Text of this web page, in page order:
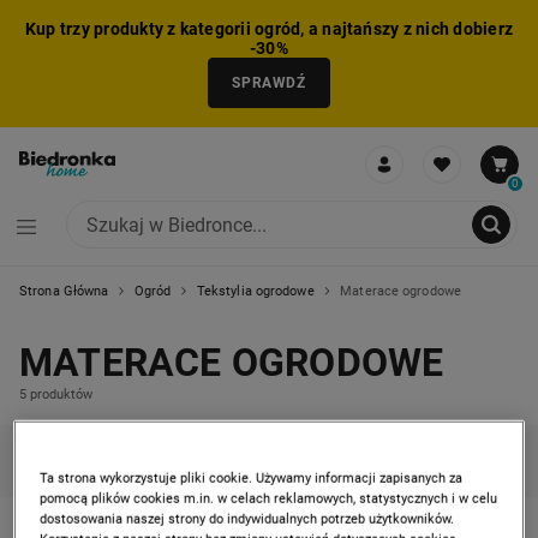
Kup trzy produkty z kategorii ogród, a najtańszy z nich dobierz
-30%
SPRAWDŹ
0
Strona Główna Ogród Tekstylia ogrodowe Materace ogrodowe
MATERACE OGRODOWE
5 produktów
37% -37%
Ta strona wykorzystuje pliki cookie. Używamy informacji zapisanych za
pomocą plików cookies m.in. w celach reklamowych, statystycznych i w celu
dostosowania naszej strony do indywidualnych potrzeb użytkowników.